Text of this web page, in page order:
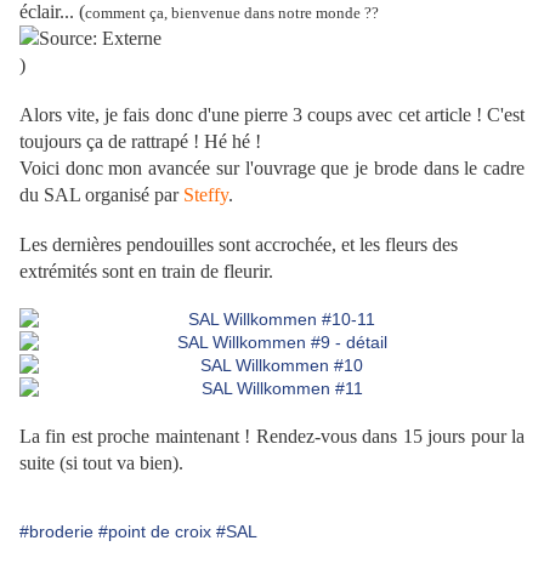
éclair... (comment ça, bienvenue dans notre monde ??
)
Alors vite, je fais donc d'une pierre 3 coups avec cet article ! C'est
toujours ça de rattrapé ! Hé hé !
Voici donc mon avancée sur l'ouvrage que je brode dans le cadre
du SAL organisé par Steffy.
Les dernières pendouilles sont accrochée, et les fleurs des
extrémités sont en train de fleurir.
La fin est proche maintenant ! Rendez-vous dans 15 jours pour la
suite (si tout va bien).
#broderie #point de croix #SAL